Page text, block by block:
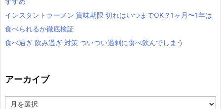
インスタントラーメン 賞味期限 切れはいつまでOK？1ヶ月〜1年は
食べられるか徹底検証
食べ過ぎ 飲み過ぎ 対策 ついつい過剰に食べ飲んでしまう
アーカイブ